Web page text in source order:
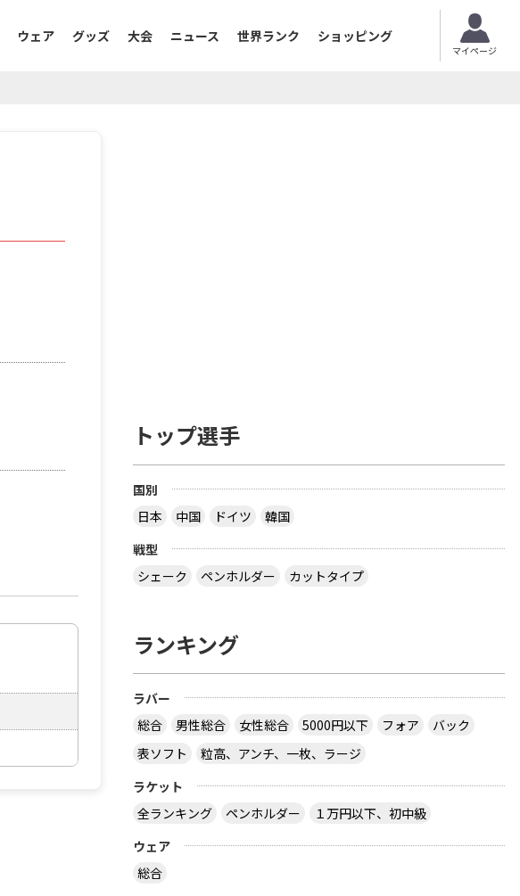
ウェア グッズ 大会 ニュース 世界ランク ショッピング
マイページ
トップ選手
国別
日本
中国 ドイツ
韓国
戦型
シェーク
ペンホルダー カットタイプ
ランキング
ラバー
総合
男性総合 女性総合 5000円以下 フォア
バック
表ソフト
粒高、アンチ、一枚、ラージ
ラケット
全ランキング
ペンホルダー
１万円以下、初中級
ウェア
総合